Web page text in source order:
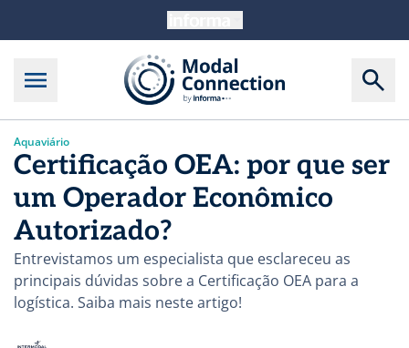
Aquaviário
Certificação OEA: por que ser
um Operador Econômico
Autorizado?
Entrevistamos um especialista que esclareceu as
principais dúvidas sobre a Certificação OEA para a
logística. Saiba mais neste artigo!